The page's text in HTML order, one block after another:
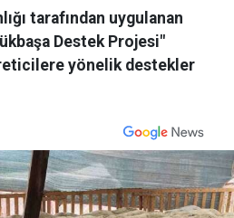
tarafından uygulanan
Destek Projesi"
yönelik destekler